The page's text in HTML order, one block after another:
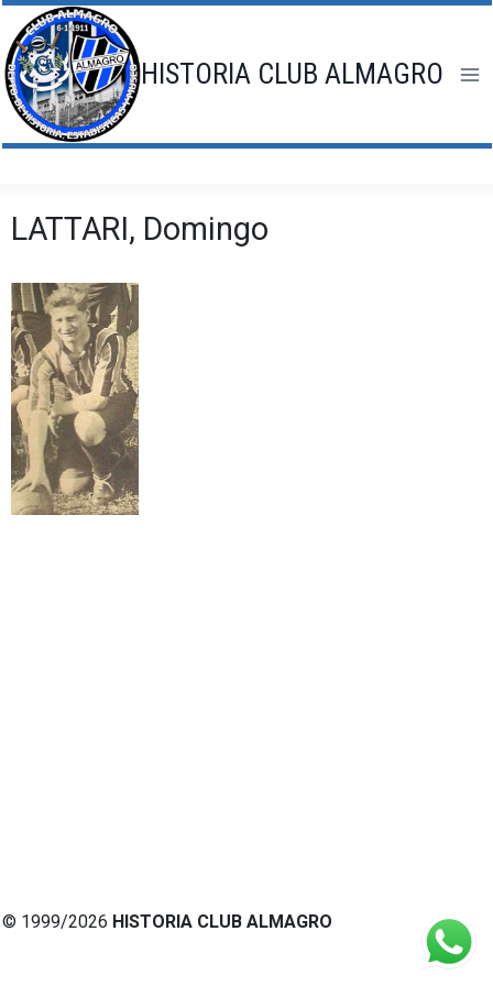
Saltar
al
contenido
HISTORIA CLUB ALMAGRO
LATTARI, Domingo
© 1999/2026 HISTORIA CLUB ALMAGRO